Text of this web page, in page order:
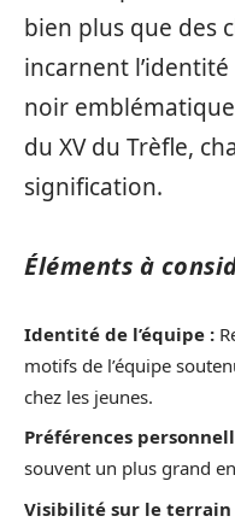
bien plus que des
incarnent
noir
du XV du Trèfle,
signification.
Éléments à
Identité de l’équipe :
motifs de l’équipe
chez les jeunes.
Préférences
souvent un plus grand
Visibilité sur le terrain